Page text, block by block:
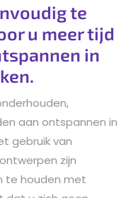
te
u meer tijd
in
aan ontspannen in
gebruik van
zijn
te houden met